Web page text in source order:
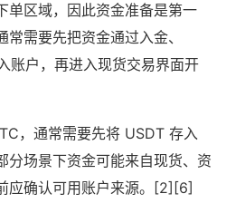
单区域，因此资金准备是第一
需要先把资金通过入金、
账户，再进入现货交易界面开
，通常需要先将 USDT 存入
分场景下资金可能来自现货、资
应确认可用账户来源。[2][6]